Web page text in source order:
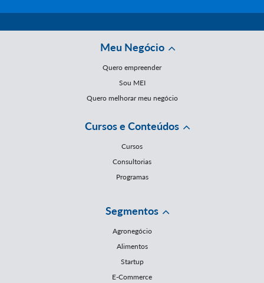
Meu Negócio
Quero empreender
Sou MEI
Quero melhorar meu negócio
Cursos e Conteúdos
Cursos
Consultorias
Programas
Segmentos
Agronegócio
Alimentos
Startup
E-Commerce